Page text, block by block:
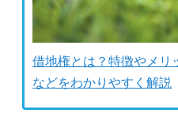
借地権とは？特徴やメリ
などをわかりやすく解説